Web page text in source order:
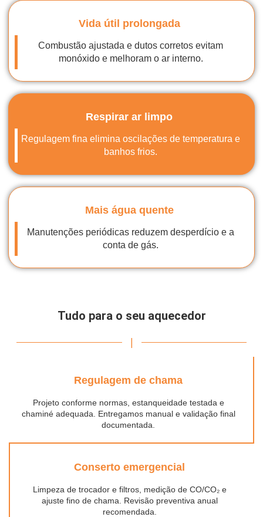
Vida útil prolongada
Combustão ajustada e dutos corretos evitam
monóxido e melhoram o ar interno.
Respirar ar limpo
Regulagem fina elimina oscilações de temperatura e
banhos frios.
Mais água quente
Manutenções periódicas reduzem desperdício e a
conta de gás.
Tudo para o seu aquecedor
Regulagem de chama
Projeto conforme normas, estanqueidade testada e
chaminé adequada. Entregamos manual e validação final
documentada.
Conserto emergencial
Limpeza de trocador e filtros, medição de CO/CO₂ e
ajuste fino de chama. Revisão preventiva anual
recomendada.